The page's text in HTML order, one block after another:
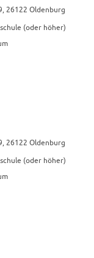
26122 Oldenburg
(oder höher)
26122 Oldenburg
(oder höher)